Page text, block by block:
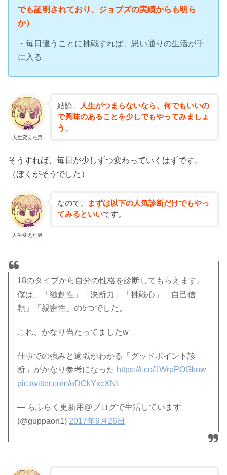
でも証明されており、ジョブズの実績からも明ら
か）
・毎日違うことに挑戦すれば、思い通りの生活が手
に入る
人生変えた男
結論、
人生がつまらないなら、何でもいいの
で興味のあることを少しでもやってみましょ
う。
そうすれば、毎日が少しずつ変わっていくはずです。
（ぼくがそうでした）
人生変えた男
なので、
まずは以下の人気診断だけでもやっ
てみるといいです。
18のタイプから自分の性格を診断してもらえます。
僕は、「独創性」「決断力」「挑戦心」「自己信
頼」「親密性」の5つでした。
これ、かなり当たってましたw
仕事での強みと適職がわかる「グッドポイント診
断」がかなり参考になった https://t.co/1WrpPOGkow
pic.twitter.com/oDCkYxcXNi
— らふらく更新用@ブログで生活しています
(@guppaon1) 2017年9月26日